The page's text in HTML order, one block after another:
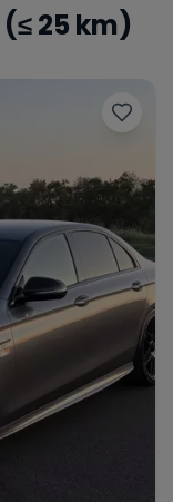
Jaguar
Dodge
(≤ 25 km)